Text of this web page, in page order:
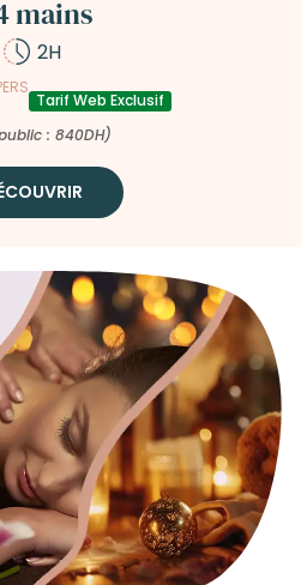
mains
2H
Tarif Web Exclusif
: 840DH)